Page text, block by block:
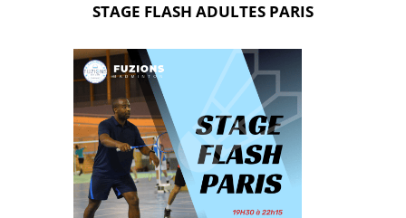
STAGE FLASH ADULTES PARIS